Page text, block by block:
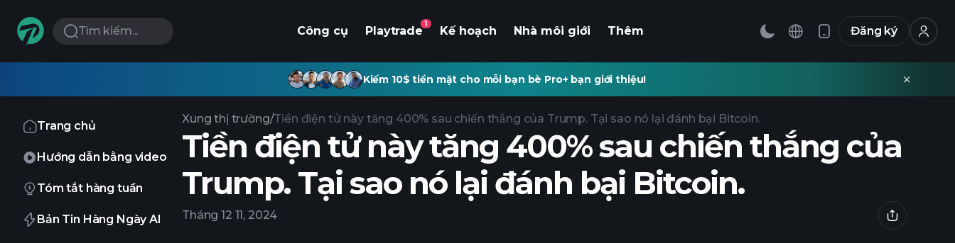
Tìm kiếm... Công cụ Playtrade
1
Kế hoạch Nhà môi giới Thêm Đăng ký
Kiếm 10$ tiền mặt cho mỗi bạn bè Pro+ bạn giới thiệu!
Trang chủ
Hướng dẫn bằng video
Tóm tắt hàng tuần
Bản Tin Hàng Ngày AI
Xung thị trường/Tiền điện tử này tăng 400% sau chiến thắng của Trump. Tại sao nó lại đánh bại Bitcoin.
Tiền điện tử này tăng 400% sau chiến thắng của
Trump. Tại sao nó lại đánh bại Bitcoin.
Tháng 12 11, 2024